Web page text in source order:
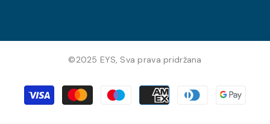
©2025 EYS, Sva prava pridržana
Metode
plaćanja